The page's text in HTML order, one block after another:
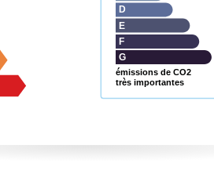
émissions de CO2
très importantes
G
F
E
D